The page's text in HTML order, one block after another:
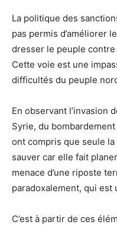
La politique des
pas permis d’améliorer
dresser le peuple
Cette voie est une
difficultés du peuple
En observant l’invasion
Syrie, du
ont compris que seule
sauver car elle fait
menace d’une riposte
paradoxalement, qui est
C’est à partir de ces